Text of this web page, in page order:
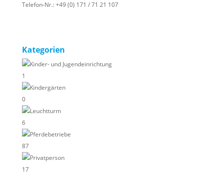
Telefon-Nr.:+49 (0) 171 / 71 21 107
Kategorien
Kinder- und Jugendeinrichtung
1
Kindergärten
0
Leuchtturm
6
Pferdebetriebe
87
Privatperson
17